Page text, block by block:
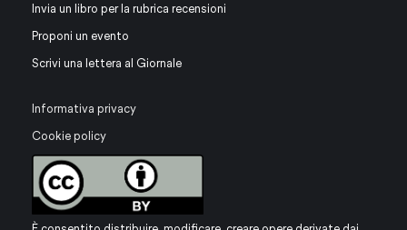
Invia un libro per la rubrica recensioni
Proponi un evento
Scrivi una lettera al Giornale
Informativa privacy
Cookie policy